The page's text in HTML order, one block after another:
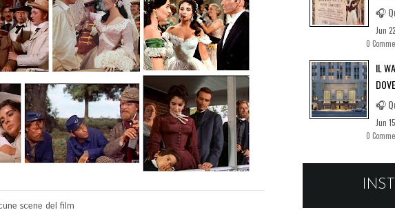
scene del film
🎧
Jun
0
IL
🎧
Jun
0